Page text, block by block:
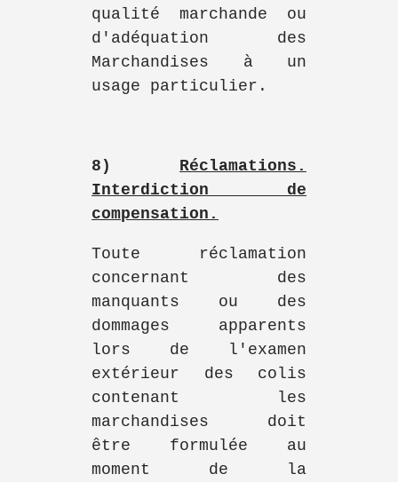
qualité marchande ou
d'adéquation des
Marchandises à un
usage particulier.
8) Réclamations.
Interdiction de
compensation.
Toute réclamation
concernant des
manquants ou des
dommages apparents
lors de l'examen
extérieur des colis
contenant les
marchandises doit
être formulée au
moment de la